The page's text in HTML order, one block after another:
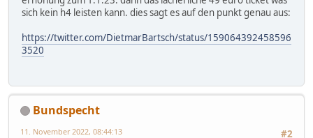
sich kein h4 leisten kann. dies sagt es auf den punkt genau aus:
https://twitter.com/DietmarBartsch/status/159064392458596
3520
Bundspecht
#2
11. November 2022, 08:44:13